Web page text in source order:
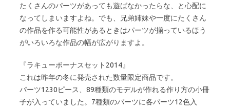
たくさんのパーツがあっても遊ばなかったらな、と心配に
なってしまいますよね。でも、兄弟姉妹や一度にたくさん
の作品を作る可能性があるときはパーツが揃っているほう
がいろいろな作品の幅が広がりますよ。
『ラキューボーナスセット2014』
これは昨年の冬に発売された数量限定商品です。
パーツ1230ピース、89種類のモデルが作れる作り方の小冊
子が入っていました。7種類のパーツに各パーツ12色入